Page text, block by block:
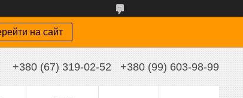
на сайт
+380 (67) 319-02-52 +380 (99) 603-98-99